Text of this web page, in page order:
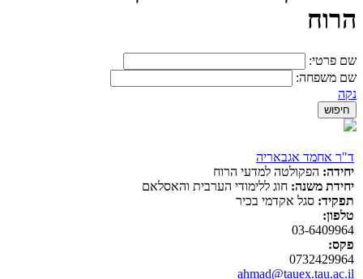
הרוח
שם פרטי:
שם משפחה:
נקה
ד"ר אחמד אגבאריה
יחידה: הפקולטה למדעי הרוח
יחידת משנה: חוג ללימודי הערבית והאסלאם
תפקיד: סגל אקדמי בכיר
טלפון:
03-6409964
פקס:
0732429964
ahmad@tauex.tau.ac.il